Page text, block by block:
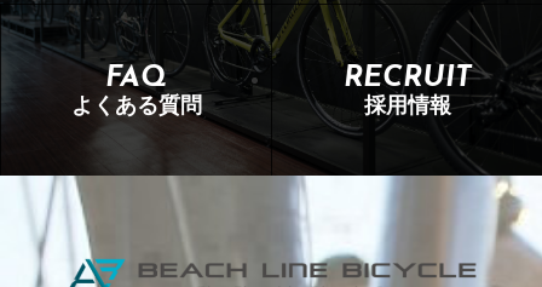
FAQ
よくある質問
RECRUIT
採用情報